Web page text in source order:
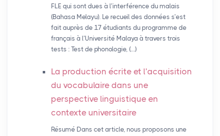
FLE qui sont dues à l’interférence du malais
(Bahasa Melayu). Le recueil des données s’est
fait auprès de 17 étudiants du programme de
français à l’Université Malaya à travers trois
tests : Test de phonologie, (…)
La production écrite et l’acquisition
du vocabulaire dans une
perspective linguistique en
contexte universitaire
Résumé Dans cet article, nous proposons une